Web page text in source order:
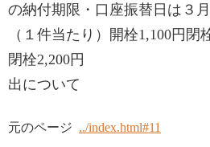
の納付期限・口座振替日は３月
（１件当たり）開栓1,100円閉
閉栓2,200円 水道
出について
元のページ ../index.html#11